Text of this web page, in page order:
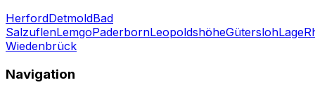
HerfordDetmoldBad
SalzuflenLemgoPaderbornLeopoldshöheGüterslohLage
Wiedenbrück
Navigation